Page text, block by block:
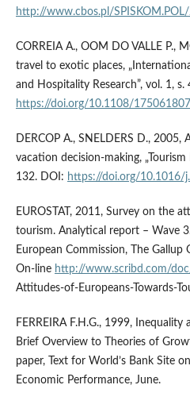
http://www.cbos.pl/
CORREIA A., OOM DO VALLE P.,
travel to exotic places,
and Hospitality Research”, vol. 1, s.
https://doi.org/10.1108/
DERCOP A., SNELDERS D.,
vacation decision-making,
132. DOI: https://doi.org/10.1016/
EUROSTAT, 2011, Survey on the
tourism. Analytical report – Wave
European Commission, The
On-line http://www.scribd.com/
Attitudes-of-Europeans-Towards-
FERREIRA F.H.G., 1999,
Brief Overview to Theories of
paper, Text for World’s Bank Site
Economic Performance, June.